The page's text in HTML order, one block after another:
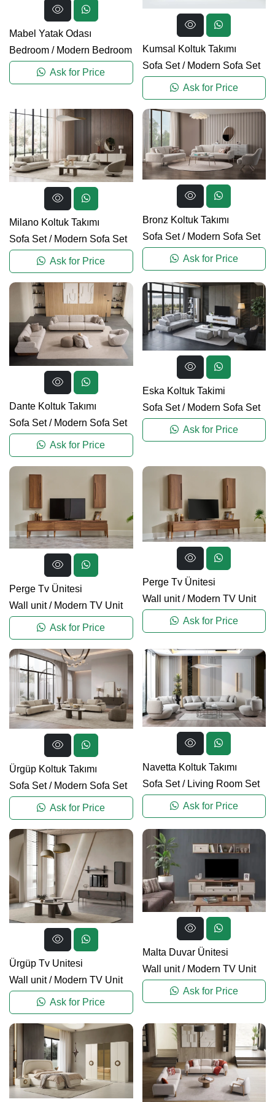
Mabel Yatak Odası
Bedroom / Modern Bedroom
Ask for Price
Kumsal Koltuk Takımı
Sofa Set/ Modern Sofa Set
Ask for Price
Milano Koltuk Takımı
Sofa Set/ Modern Sofa Set
Ask for Price
Bronz Koltuk Takımı
Sofa Set/ Modern Sofa Set
Ask for Price
Dante Koltuk Takımı
Sofa Set/ Modern Sofa Set
Ask for Price
Eska Koltuk Takimi
Sofa Set/ Modern Sofa Set
Ask for Price
Perge Tv Ünitesi
Wall unit/ Modern TV Unit
Ask for Price
Perge Tv Ünitesi
Wall unit/ Modern TV Unit
Ask for Price
Ürgüp Koltuk Takımı
Sofa Set/ Modern Sofa Set
Ask for Price
Navetta Koltuk Takımı
Sofa Set/ Living Room Set
Ask for Price
Ürgüp Tv Unitesi
Wall unit/ Modern TV Unit
Ask for Price
Malta Duvar Ünitesi
Wall unit/ Modern TV Unit
Ask for Price